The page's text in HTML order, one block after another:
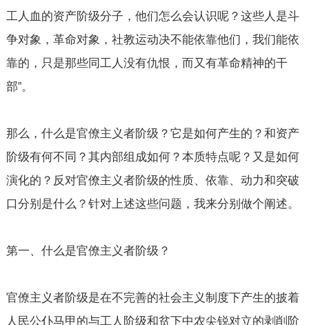
工人血的资产阶级分子，他们怎么会认识呢？这些人是斗
争对象，革命对象，社教运动决不能依靠他们，我们能依
靠的，只是那些同工人没有仇恨，而又有革命精神的干
部”。
那么，什么是官僚主义者阶级？它是如何产生的？和资产
阶级有何不同？其内部组成如何？本质特点呢？又是如何
演化的？反对官僚主义者阶级的性质、依靠、动力和突破
口分别是什么？针对上述这些问题，我来分别做个阐述。
第一、什么是官僚主义者阶级？
官僚主义者阶级是在不完善的社会主义制度下产生的披着
人民公仆马甲的与工人阶级和贫下中农尖锐对立的剥削阶